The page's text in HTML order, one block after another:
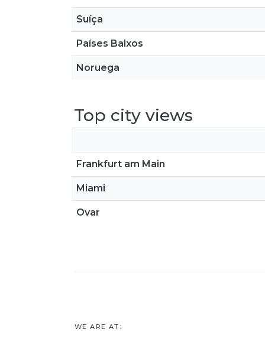
Suíça
Países Baixos
Noruega
Top city views
Frankfurt am Main
Miami
Ovar
WE ARE AT: